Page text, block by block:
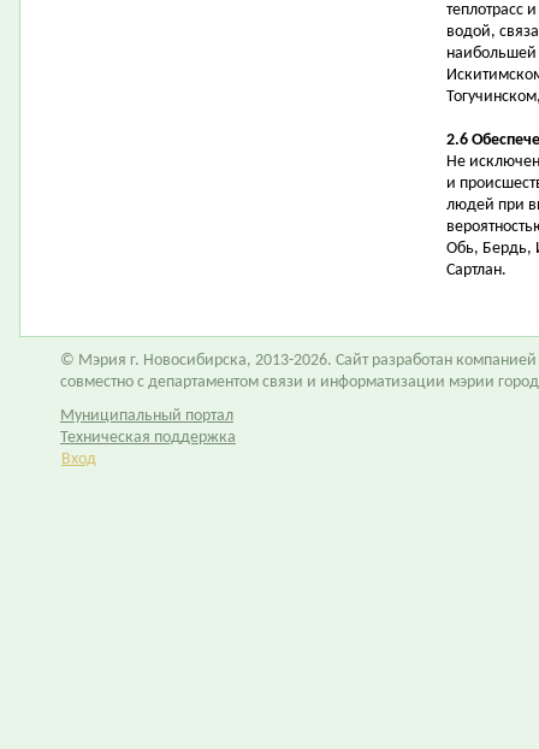
теплотрасс
водой,
наибольшей
2.6
Не
и
людей при
Обь, Бердь,
Сартлан.
© Мэрия г. Новосибирска, 2013-2026. Сайт разработан компанией
совместно с департаментом связи и информатизации мэрии
Муниципальный портал
Техническая поддержка
Вход